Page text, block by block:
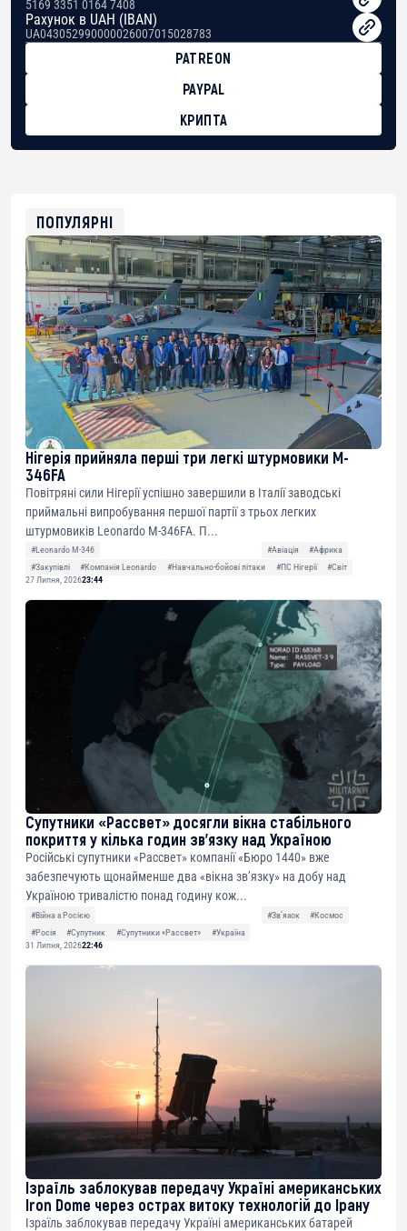
5169 3351 0164 7408
Рахунок в UAH (IBAN)
UA043052990000026007015028783
PATREON
PAYPAL
КРИПТА
0xfD02863D3289416fcF50975c9DFda13623f97758
ПОПУЛЯРНІ
Нігерія прийняла перші три легкі штурмовики M-
346FA
Повітряні сили Нігерії успішно завершили в Італії заводські
приймальні випробування першої партії з трьох легких
штурмовиків Leonardo M-346FA. П...
#Leonardo M-346 #Авіація
#Африка
#Закупівлі
#Компанія Leonardo #Навчально-бойові літаки #ПС Нігерії
#Світ
27 Липня, 202623:44
Супутники «Рассвет» досягли вікна стабільного
покриття у кілька годин зв’язку над Україною
Російські супутники «Рассвет» компанії «Бюро 1440» вже
забезпечують щонайменше два «вікна зв’язку» на добу над
Україною тривалістю понад годину кож...
#Війна з Росією #Звʼязок
#Космос
#Росія
#Супутник #Супутники «Рассвет»
#Україна
31 Липня, 202622:46
Ізраїль заблокував передачу Україні американських
Iron Dome через острах витоку технологій до Ірану
Ізраїль заблокував передачу Україні американських батарей